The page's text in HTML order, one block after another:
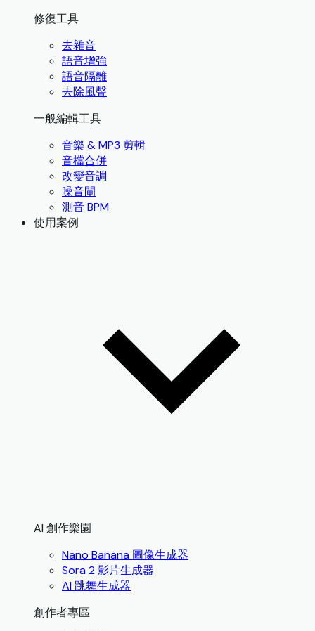
修復工具
去雜音
語音增強
語音隔離
去除風聲
一般編輯工具
音樂 & MP3 剪輯
音檔合併
改變音調
噪音閘
測音 BPM
使用案例
AI 創作樂園
Nano Banana 圖像生成器
Sora 2 影片生成器
AI 跳舞生成器
創作者專區